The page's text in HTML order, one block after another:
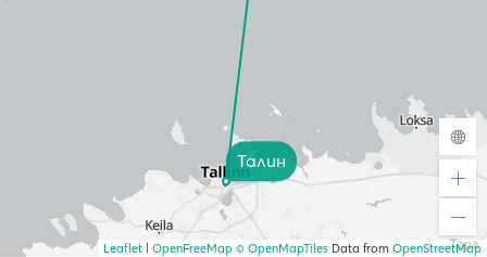
Талин
Leaflet OpenFreeMap © OpenMapTiles Data from OpenStreetMap